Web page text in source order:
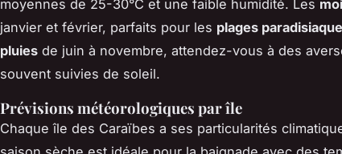
moyennes de 25-30°C et une faible humidité. Les
janvier et février, parfaits pour les plages
pluies de juin à novembre, attendez-vous à des
souvent suivies de soleil.
Prévisions météorologiques par île
Chaque île des Caraïbes a ses particularités